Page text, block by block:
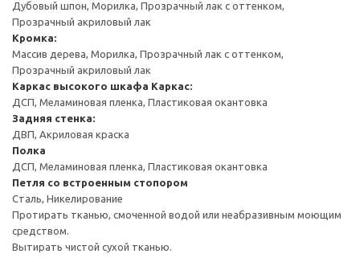
Дубовый шпон, Морилка, Прозрачный лак с оттенком,
Прозрачный акриловый лак
Кромка:
Массив дерева, Морилка, Прозрачный лак с оттенком,
Прозрачный акриловый лак
Каркас высокого шкафа Каркас:
ДСП, Меламиновая пленка, Пластиковая окантовка
Задняя стенка:
ДВП, Акриловая краска
Полка
ДСП, Меламиновая пленка, Пластиковая окантовка
Петля со встроенным стопором
Сталь, Никелирование
Протирать тканью, смоченной водой или неабразивным моющим
средством.
Вытирать чистой сухой тканью.